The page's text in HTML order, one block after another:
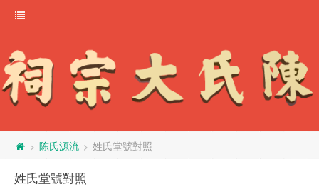
> 陈氏源流 > 姓氏堂號對照
姓氏堂號對照